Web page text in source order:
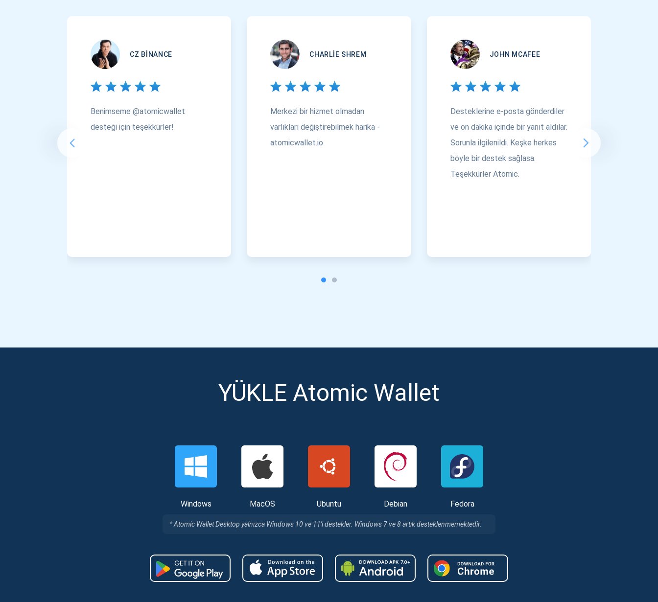
CZ BINANCE
Benimseme @atomicwallet
desteği için teşekkürler!
CHARLIE SHREM
Merkezi bir hizmet olmadan
varlıkları değiştirebilmek harika -
atomicwallet.io
JOHN MCAFEE
Desteklerine e-posta gönderdiler
ve on dakika içinde bir yanıt aldılar.
Sorunla ilgilenildi. Keşke herkes
böyle bir destek sağlasa.
Teşekkürler Atomic.
YÜKLE Atomic Wallet
Windows MacOS Ubuntu Debian Fedora
Atomic Wallet Desktop yalnızca Windows 10 ve 11'i destekler. Windows 7 ve 8 artık desteklenmemektedir.